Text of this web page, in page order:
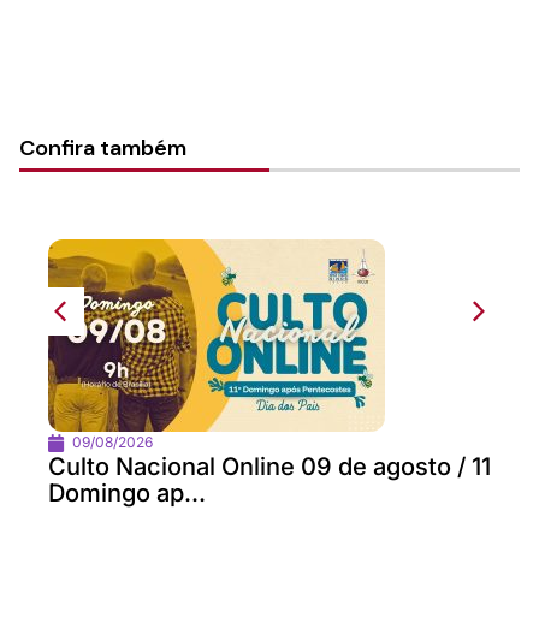
Confira também
09/08/2026
Culto Nacional Online 09 de agosto / 11
Domingo ap...